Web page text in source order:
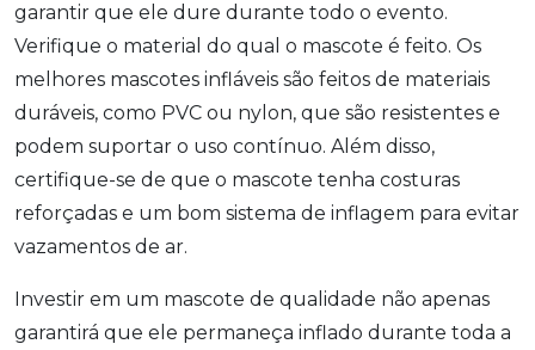
garantir que ele dure durante todo o evento.
Verifique o material do qual o mascote é feito. Os
melhores mascotes infláveis são feitos de materiais
duráveis, como PVC ou nylon, que são resistentes e
podem suportar o uso contínuo. Além disso,
certifique-se de que o mascote tenha costuras
reforçadas e um bom sistema de inflagem para evitar
vazamentos de ar.
Investir em um mascote de qualidade não apenas
garantirá que ele permaneça inflado durante toda a